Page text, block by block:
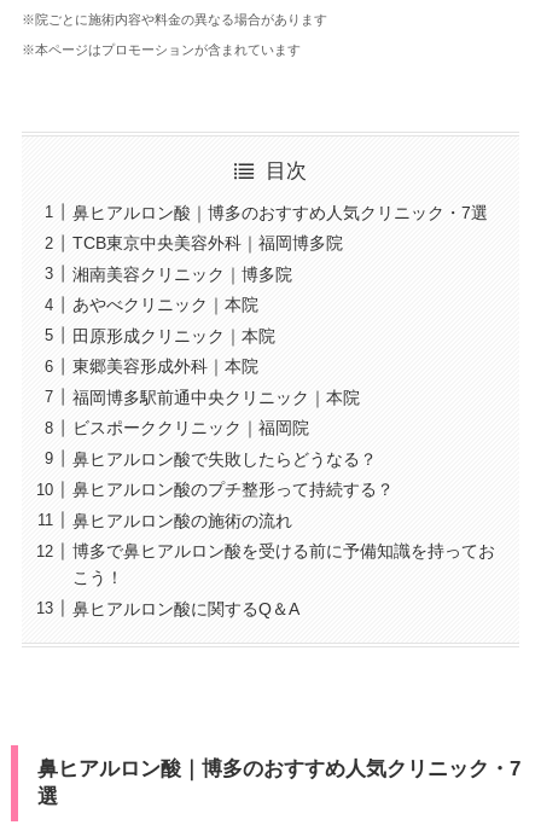
※院ごとに施術内容や料金の異なる場合があります
※本ページはプロモーションが含まれています
目次
鼻ヒアルロン酸｜博多のおすすめ人気クリニック・7選
TCB東京中央美容外科｜福岡博多院
湘南美容クリニック｜博多院
あやべクリニック｜本院
田原形成クリニック｜本院
東郷美容形成外科｜本院
福岡博多駅前通中央クリニック｜本院
ビスポーククリニック｜福岡院
鼻ヒアルロン酸で失敗したらどうなる？
鼻ヒアルロン酸のプチ整形って持続する？
鼻ヒアルロン酸の施術の流れ
博多で鼻ヒアルロン酸を受ける前に予備知識を持ってお
こう！
鼻ヒアルロン酸に関するQ＆A
鼻ヒアルロン酸｜博多のおすすめ人気クリニック・7
選